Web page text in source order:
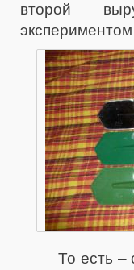
второй
То есть –